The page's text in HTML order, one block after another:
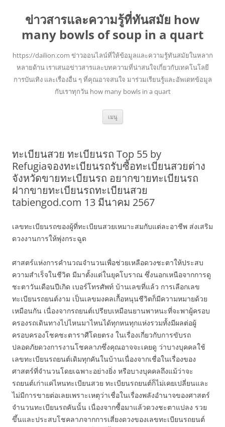
ข่าวสารและความรู้ที่ทันสมัย how
many bowls of soup in a quart
https://dailion.com ข่าวออนไลน์ที่ให้ข้อมูลและความรู้ทันสมัยในหลาก
หลายด้าน เราเสนอข่าวสารและบทความที่น่าสนใจเกี่ยวกับเทคโนโลยี
การบันเทิง และเรื่องอื่น ๆ ที่คุณอาจสนใจ มาร่วมเรียนรู้และอัพเดทข้อมูล
กับเราทุกวัน how many bowls in a quart
เมนู ข้าม
ยัง
ทะเบียนสวย ทะเบียนรถ Top 55 by
Refugiaจองทะเบียนรถรับซื้อทะเบียนสวยต่าง
จังหวัดขายทะเบียนรถ อยากขายทะเบียนรถ
ฝากขายทะเบียนรถทะเบียนสวย
tabiengod.com 13 มีนาคม 2567
เลขทะเบียนรถของผู้ที่ทะเบียนสวยเหมาะสมกับแต่ละอาชีพ ส่งเสริม
ดวงงานการให้พุ่งกระฉูด
ศาสตร์แห่งการคำนวณจำนวนเพื่อช่วยเหลือดวงชะตาให้ประสบ
ความสำเร็จในชีวิต มีมาตั้งแต่ในยุคโบราณ ซึ่งนอกเหนือจากการดู
ชะตาวันเดือนปีเกิด เบอร์โทรศัพท์ บ้านเลขที่แล้ว การเลือกเลข
ทะเบียนรถยนต์งาม เป็นเลขมงคลเกื้อหนุนชีวิตก็มีความหมายด้วย
เหมือนกัน เนื่องจากรถยนต์เปรียบเหมือนยานพาหนะที่จะพาผู้ครอบ
ครองรถเดินทางไปไหนมาไหนได้ทุกหนทุกแห่งรวมทั้งมีผลต่อผู้
ครอบครองโชคชะตาราศีโดยตรง ในเรื่องเกี่ยวกับการขับรถ
ปลอดภัยดวงการงานโชคลาภซึ่งคุณอาจจะเคยดู ว่าบางบุคคลใช้
เลขทะเบียนรถยนต์เดิมทุกคันในบ้านเนื่องจากเชื่อในเรื่องของ
ศาสตร์ที่จำนวนโดยเฉพาะอย่างยิ่ง หรือบางบุคคลถึงแม้ว่าจะ
รถยนต์เก่าแค่ไหนทะเบียนสวย ทะเบียนรถยนต์ก็ไม่เคยเปลี่ยนและ
ไม่มีการขายต่อเลยเพราะเหตุว่าเชื่อในเรื่องพลังอำนาจของศาสตร์
จำนวนทะเบียนรถคันนั้น เนื่องจากซื้อมาแล้วดวงชะตาแปลง รวย
ขึ้นและประสบโชคลาภจากการเสี่ยงดวงของเลขทะเบียนรถยนต์